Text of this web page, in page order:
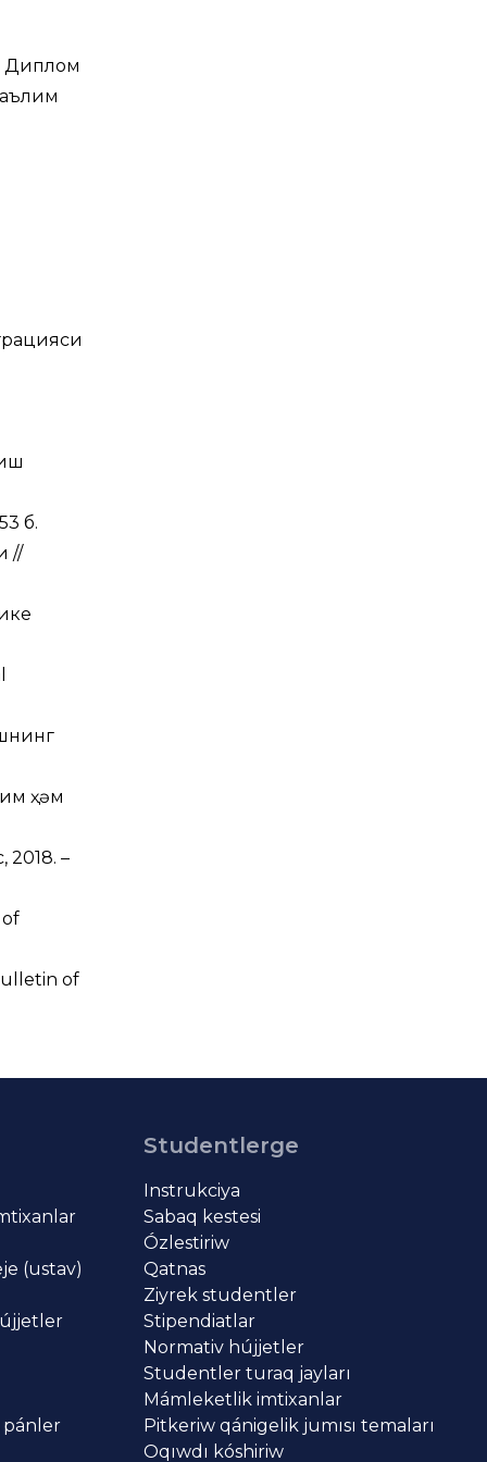
Диплом
б.
//
ҳәм
–
of
(ustav)
pánler
Studentlerge
Instrukciya
Sabaq kestesi
Ózlestiriw
Qatnas
Ziyrek studentler
Stipendiatlar
Normativ hújjetler
Studentler turaq jayları
Mámleketlik imtixanlar
Pitkeriw qánigelik jumısı temaları
Oqıwdı kóshiriw